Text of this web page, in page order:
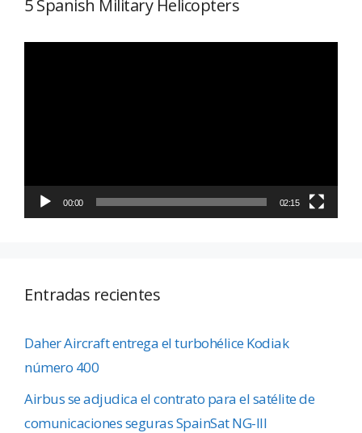
5 Spanish Military Helicopters
00:00 02:15
Entradas recientes
Daher Aircraft entrega el turbohélice Kodiak
número 400
Airbus se adjudica el contrato para el satélite de
comunicaciones seguras SpainSat NG-III